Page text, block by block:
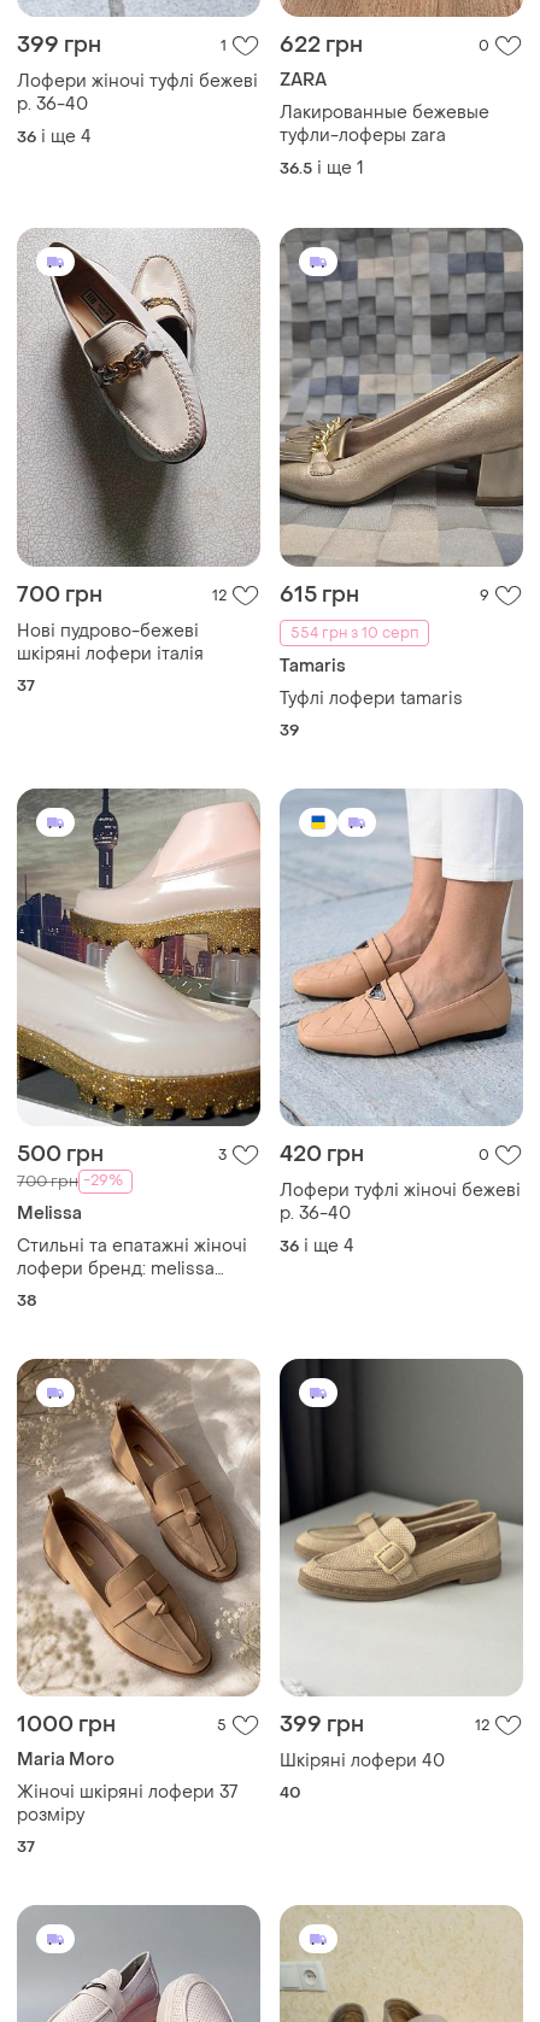
399 грн 1
Лофери жіночі туфлі бежеві
р. 36-40
36 і ще 4
622 грн 0
ZARA
Лакированные бежевые
туфли-лоферы zara
36.5 і ще 1
700 грн 12
Нові пудрово-бежеві
шкіряні лофери італія
37
615 грн
9
554 грн з 10 серп
Tamaris
Туфлі лофери tamaris
39
500 грн 3
700 грн -29%
Melissa
Стильні та епатажні жіночі
лофери бренд: melissa
(original, made in brazil) на
довжина устілки 24 см
38
420 грн 0
Лофери туфлі жіночі бежеві
р. 36-40
36 і ще 4
1000 грн 5
Maria Moro
Жіночі шкіряні лофери 37
розміру
37
399 грн 12
Шкіряні лофери 40
40